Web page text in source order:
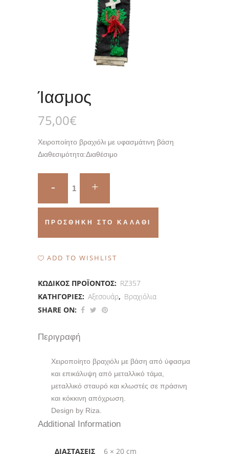
Ίασμος
75,00€
Χειροποίητο βραχιόλι με υφασμάτινη βάση
Διαθεσιμότητα:Διαθέσιμο
quantity
ΠΡΟΣΘΉΚΗ ΣΤΟ ΚΑΛΆΘΙ
ADD TO WISHLIST
ΚΩΔΙΚΌΣ ΠΡΟΪΌΝΤΟΣ: RZ357
ΚΑΤΗΓΟΡΊΕΣ: Αξεσουάρ, Βραχιόλια
SHARE ON:
Περιγραφή
Χειροποίητο βραχιόλι με βάση από ύφασμα
και επικάλυψη από μεταλλικό τάμα,
μεταλλικό σταυρό και κλωστές σε πράσινη
και κόκκινη απόχρωση.
Design by Riza.
Additional Information
ΔΙΑΣΤΆΣΕΙΣ 6 × 20 cm